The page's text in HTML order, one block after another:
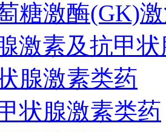
糖激酶(GK)
激素及抗甲
腺激素类药
状腺激素类药